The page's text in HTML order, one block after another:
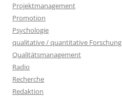
Projektmanagement
Promotion
Psychologie
qualitative / quantitative Forschung
Qualitätsmanagement
Radio
Recherche
Redaktion